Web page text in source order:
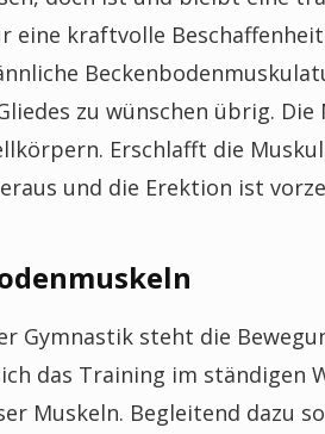
eine kraftvolle
zu wünschen übrig.
Erschlafft die
und die Erektion ist
Gymnastik steht die
das Training im ständigen
Muskeln. Begleitend dazu